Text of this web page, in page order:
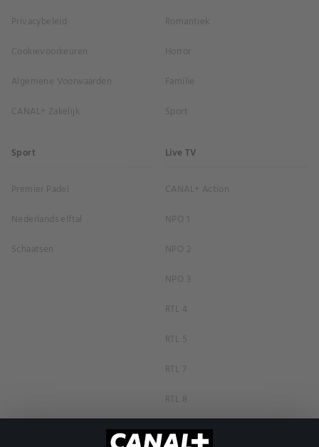
Privacybeleid
Cookievoorkeuren
Algemene Voorwaarden
CANAL+ Zakelijk
Romantiek
Horror
Familie
Sport
Sport
Premier Padel
Nederlands elftal
Schaatsen
Live TV
CANAL+ Action
NPO 1
NPO 2
NPO 3
RTL 4
RTL 5
RTL 7
RTL 8
RTL Z